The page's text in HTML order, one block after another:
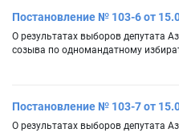
Постановление № 103-6 от
О результатах выборов депутата
созыва по одномандатному
Постановление № 103-7 от
О результатах выборов депутата